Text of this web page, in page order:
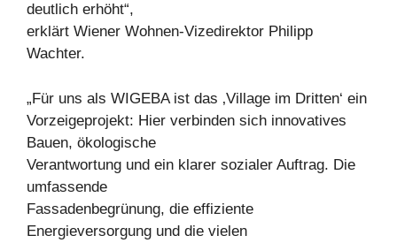
deutlich erhöht“,
erklärt Wiener Wohnen-Vizedirektor Philipp
Wachter.
„Für uns als WIGEBA ist das ‚Village im Dritten‘ ein
Vorzeigeprojekt: Hier verbinden sich innovatives
Bauen, ökologische
Verantwortung und ein klarer sozialer Auftrag. Die
umfassende
Fassadenbegrünung, die effiziente
Energieversorgung und die vielen